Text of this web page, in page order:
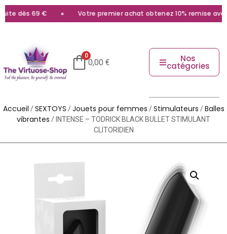
dès 69 € Votre premier achat obtenez 10% remise avec
0
0,00 € Nos
catégories
Accueil /SEXTOYS /Jouets pour femmes /Stimulateurs /Balles
vibrantes / INTENSE – TODRICK BLACK BULLET STIMULANT
CLITORIDIEN